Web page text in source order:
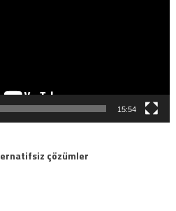
15:54
çözümler